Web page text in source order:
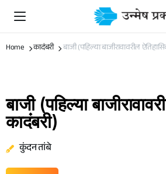
Home कादंबरी बाजी (पहिल्या बाजीरावावरील
बाजी (पहिल्या
कादंबरी)
कुंदन तांबे